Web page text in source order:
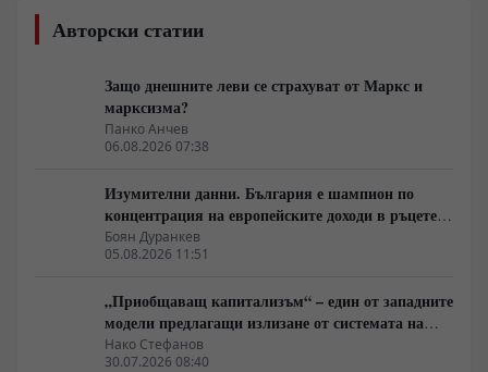
Авторски статии
Защо днешните леви се страхуват от Маркс и
марксизма?
Панко Анчев
06.08.2026 07:38
Изумителни данни. България е шампион по
концентрация на европейските доходи в ръцете
на най-богатия 1%, надминава и САЩ
Боян Дуранкев
05.08.2026 11:51
„Приобщаващ капитализъм“ – един от западните
модели предлагащи излизане от системата на
неолиберализма
Нако Стефанов
30.07.2026 08:40